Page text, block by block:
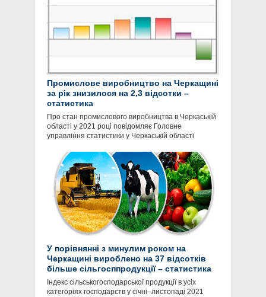
Промислове виробництво на Черкащині
за рік знизилося на 2,3 відсотки –
статистика
Про стан промислового виробництва в Черкаській
області у 2021 році повідомляє Головне
управління статистики у Черкаській області
У порівнянні з минулим роком на
Черкащині вироблено на 37 відсотків
більше сільгосппродукції – статистика
Індекс сільськогосподарської продукції в усіх
категоріях господарств у січні–листопаді 2021